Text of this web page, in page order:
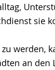
sie
werden,
an